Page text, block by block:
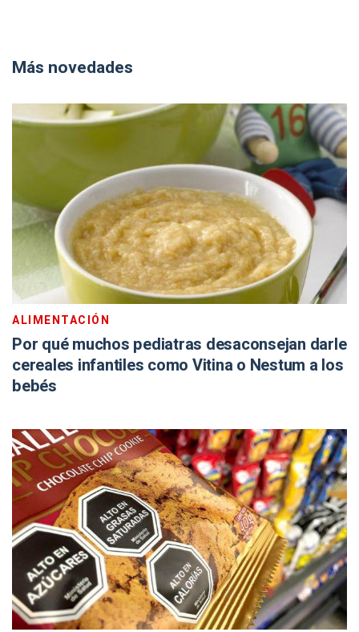
Más novedades
ALIMENTACIÓN
Por qué muchos pediatras desaconsejan darle
cereales infantiles como Vitina o Nestum a los
bebés